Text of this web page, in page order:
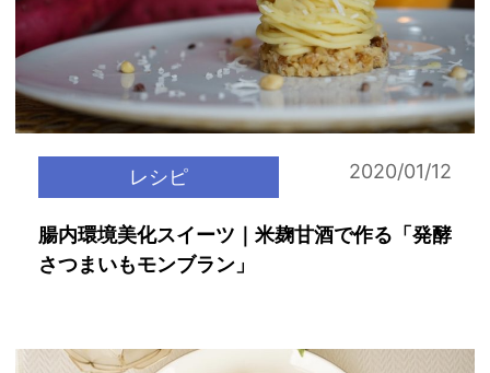
レシピ 2020/01/12
腸内環境美化スイーツ｜米麹甘酒で作る「発酵
さつまいもモンブラン」